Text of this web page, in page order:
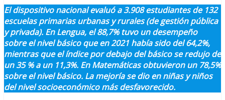
El dispositivo nacional evaluó a 3.908 estudiantes de 132
escuelas primarias urbanas y rurales (de gestión pública
y privada). En Lengua, el 88,7% tuvo un desempeño
sobre el nivel básico que en 2021 había sido del 64,2%,
mientras que el índice por debajo del básico se redujo de
un 35 % a un 11,3%. En Matemáticas obtuvieron un 78,5%
sobre el nivel básico. La mejoría se dio en niñas y niños
del nivel socioeconómico más desfavorecido.